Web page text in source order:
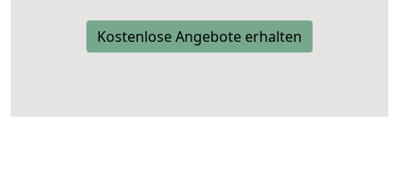
Kostenlose Angebote erhalten